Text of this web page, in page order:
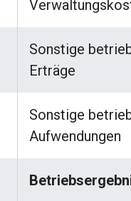
Sonstige
Erträge
Sonstige
Aufwendungen